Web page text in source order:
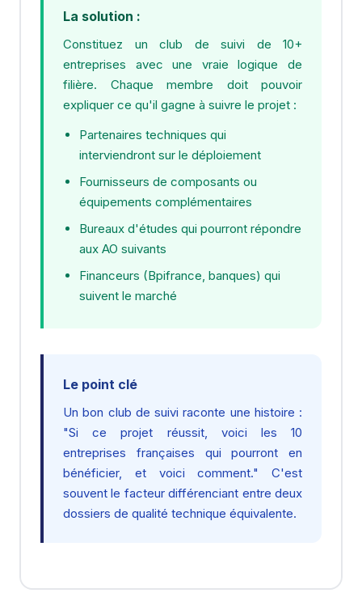
La solution :
Constituez un club de suivi de 10+
entreprises avec une vraie logique de
filière. Chaque membre doit pouvoir
expliquer ce qu'il gagne à suivre le projet :
Partenaires techniques qui
interviendront sur le déploiement
Fournisseurs de composants ou
équipements complémentaires
Bureaux d'études qui pourront répondre
aux AO suivants
Financeurs (Bpifrance, banques) qui
suivent le marché
Le point clé
Un bon club de suivi raconte une histoire :
"Si ce projet réussit, voici les 10
entreprises françaises qui pourront en
bénéficier, et voici comment." C'est
souvent le facteur différenciant entre deux
dossiers de qualité technique équivalente.